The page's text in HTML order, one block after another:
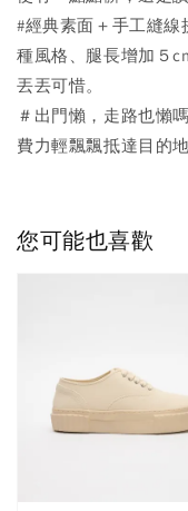
#經典素面＋手工縫
種風格、腿長增加５
丟丟可惜。
＃出門懶，走路也懶
費力輕飄飄抵達目的地
您可能也喜歡